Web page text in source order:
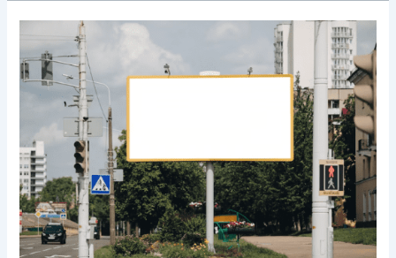
Reklame
LED
Neon
dengan
Garansi